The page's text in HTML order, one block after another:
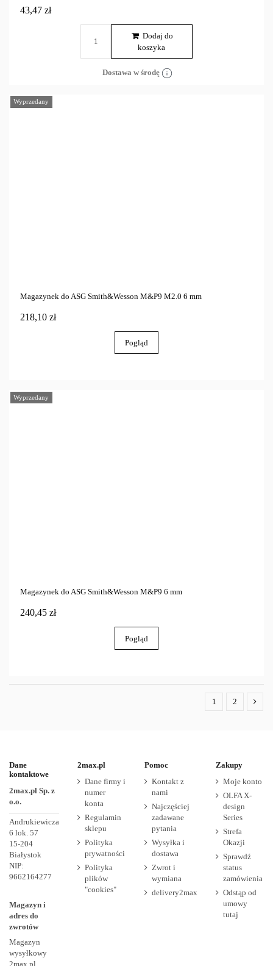
43,47 zł
Dodaj do
koszyka
Dostawa w środę
Wyprzedany
Magazynek do ASG Smith&Wesson M&P9 M2.0 6 mm
218,10 zł
Pogląd
Wyprzedany
Magazynek do ASG Smith&Wesson M&P9 6 mm
240,45 zł
Pogląd
1 2
Dane
kontaktowe
2max.pl Sp. z
o.o.
Andrukiewicza
6 lok. 57
15-204
Białystok
NIP:
9662164277
Magazyn i
adres do
zwrotów
Magazyn
wysyłkowy
2max.pl
2max.pl
Dane firmy i
numer
konta
Regulamin
sklepu
Polityka
prywatności
Polityka
plików
"cookies"
Pomoc
Kontakt z
nami
Najczęściej
zadawane
pytania
Wysyłka i
dostawa
Zwrot i
wymiana
delivery2max
Zakupy
Moje konto
OLFA X-
design
Series
Strefa
Okazji
Sprawdź
status
zamówienia
Odstąp od
umowy
tutaj